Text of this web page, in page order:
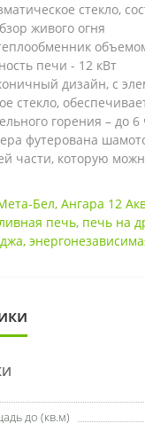
стекло,
живого огня
печи - 12 кВт
дизайн, с
стекло,
горения – до
футерована
части, которую
Бел, Ангара 12
печь, печь на
,
до (кв.м)